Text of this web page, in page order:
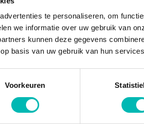
te personaliseren, om
we informatie over uw gebruik van
kunnen deze gegevens
basis van uw gebruik van hun
Voorkeuren